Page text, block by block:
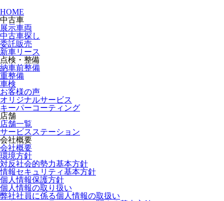
HOME
中古車
展示車両
中古車探し
委託販売
新車リース
点検・整備
納車前整備
重整備
車検
お客様の声
オリジナルサービス
キーパーコーティング
店舗
店舗一覧
サービスステーション
会社概要
会社概要
環境方針
対反社会的勢力基本方針
情報セキュリティ基本方針
個人情報保護方針
個人情報の取り扱い
弊社社員に係る個人情報の取扱い